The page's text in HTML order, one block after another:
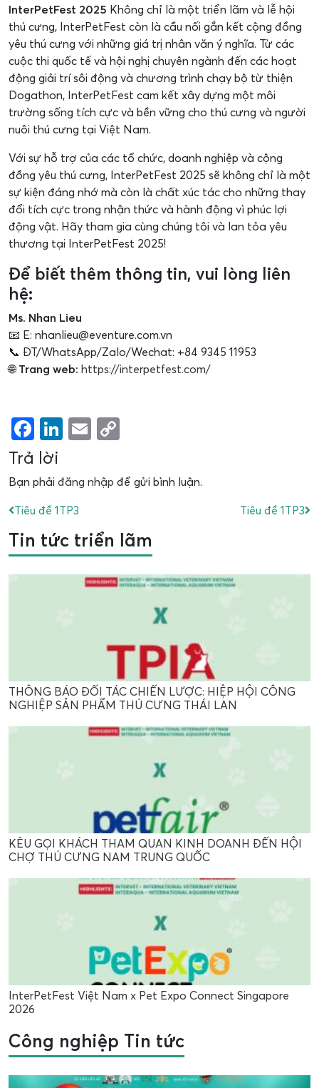
InterPetFest 2025 Không chỉ là một triển lãm và lễ hội
thú cưng, InterPetFest còn là cầu nối gắn kết cộng đồng
yêu thú cưng với những giá trị nhân văn ý nghĩa. Từ các
cuộc thi quốc tế và hội nghị chuyên ngành đến các hoạt
động giải trí sôi động và chương trình chạy bộ từ thiện
Dogathon, InterPetFest cam kết xây dựng một môi
trường sống tích cực và bền vững cho thú cưng và người
nuôi thú cưng tại Việt Nam.
Với sự hỗ trợ của các tổ chức, doanh nghiệp và cộng
đồng yêu thú cưng, InterPetFest 2025 sẽ không chỉ là một
sự kiện đáng nhớ mà còn là chất xúc tác cho những thay
đổi tích cực trong nhận thức và hành động vì phúc lợi
động vật. Hãy tham gia cùng chúng tôi và lan tỏa yêu
thương tại InterPetFest 2025!
Để biết thêm thông tin, vui lòng liên
hệ:
Ms. Nhan Lieu
📧 E: nhanlieu@eventure.com.vn
📞 ĐT/WhatsApp/Zalo/Wechat: +84 9345 11953
🌐Trang web: https://interpetfest.com/
Facebook
LinkedIn
Email
Trả lời
Bạn phải đăng nhập để gửi bình luận.
Tiêu đề 1TP3
Tiêu đề 1TP3
Tin tức triển lãm
THÔNG BÁO ĐỐI TÁC CHIẾN LƯỢC: HIỆP HỘI CÔNG
NGHIỆP SẢN PHẨM THÚ CƯNG THÁI LAN
KÊU GỌI KHÁCH THAM QUAN KINH DOANH ĐẾN HỘI
CHỢ THÚ CƯNG NAM TRUNG QUỐC
InterPetFest Việt Nam x Pet Expo Connect Singapore
2026
Công nghiệp Tin tức